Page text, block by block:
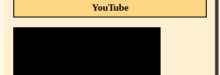
YouTube